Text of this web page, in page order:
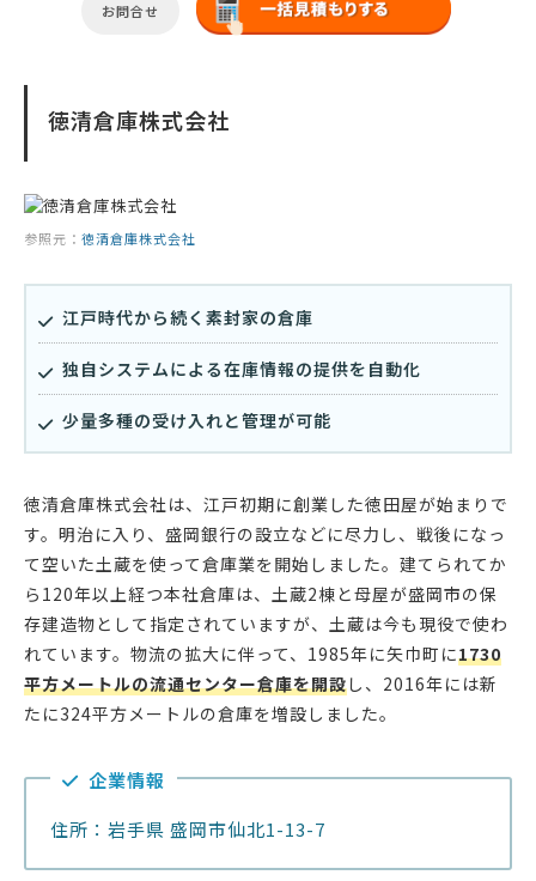
お問合せ
徳清倉庫株式会社
参照元： 徳清倉庫株式会社
江戸時代から続く素封家の倉庫
独自システムによる在庫情報の提供を自動化
少量多種の受け入れと管理が可能
徳清倉庫株式会社は、江戸初期に創業した徳田屋が始まりで
す。明治に入り、盛岡銀行の設立などに尽力し、戦後になっ
て空いた土蔵を使って倉庫業を開始しました。建てられてか
ら120年以上経つ本社倉庫は、土蔵2棟と母屋が盛岡市の保
存建造物として指定されていますが、土蔵は今も現役で使わ
れています。物流の拡大に伴って、1985年に矢巾町に1730
平方メートルの流通センター倉庫を開設し、2016年には新
たに324平方メートルの倉庫を増設しました。
企業情報
住所：岩手県 盛岡市仙北1-13-7